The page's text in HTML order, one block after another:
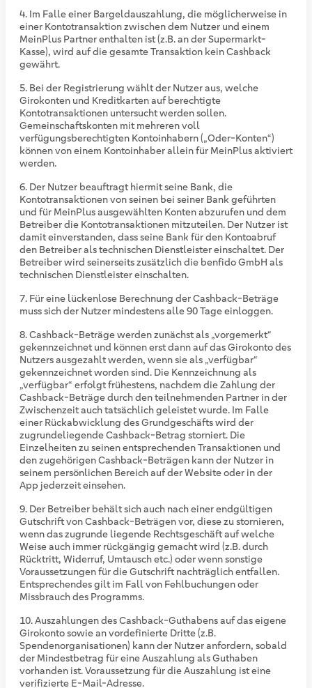
Im Falle einer Bargeldauszahlung, die möglicherweise in
einer Kontotransaktion zwischen dem Nutzer und einem
MeinPlus Partner enthalten ist (z.B. an der Supermarkt-
Kasse), wird auf die gesamte Transaktion kein Cashback
gewährt.
Bei der Registrierung wählt der Nutzer aus, welche
Girokonten und Kreditkarten auf berechtigte
Kontotransaktionen untersucht werden sollen.
Gemeinschaftskonten mit mehreren voll
verfügungsberechtigten Kontoinhabern („Oder-Konten“)
können von einem Kontoinhaber allein für MeinPlus aktiviert
werden.
Der Nutzer beauftragt hiermit seine Bank, die
Kontotransaktionen von seinen bei seiner Bank geführten
und für MeinPlus ausgewählten Konten abzurufen und dem
Betreiber die Kontotransaktionen mitzuteilen. Der Nutzer ist
damit einverstanden, dass seine Bank für den Kontoabruf
den Betreiber als technischen Dienstleister einschaltet. Der
Betreiber wird seinerseits zusätzlich die benfido GmbH als
technischen Dienstleister einschalten.
Für eine lückenlose Berechnung der Cashback-Beträge
muss sich der Nutzer mindestens alle 90 Tage einloggen.
Cashback-Beträge werden zunächst als „vorgemerkt“
gekennzeichnet und können erst dann auf das Girokonto des
Nutzers ausgezahlt werden, wenn sie als „verfügbar“
gekennzeichnet worden sind. Die Kennzeichnung als
„verfügbar“ erfolgt frühestens, nachdem die Zahlung der
Cashback-Beträge durch den teilnehmenden Partner in der
Zwischenzeit auch tatsächlich geleistet wurde. Im Falle
einer Rückabwicklung des Grundgeschäfts wird der
zugrundeliegende Cashback-Betrag storniert. Die
Einzelheiten zu seinen entsprechenden Transaktionen und
den zugehörigen Cashback-Beträgen kann der Nutzer in
seinem persönlichen Bereich auf der Website oder in der
App jederzeit einsehen.
Der Betreiber behält sich auch nach einer endgültigen
Gutschrift von Cashback-Beträgen vor, diese zu stornieren,
wenn das zugrunde liegende Rechtsgeschäft auf welche
Weise auch immer rückgängig gemacht wird (z.B. durch
Rücktritt, Widerruf, Umtausch etc.) oder wenn sonstige
Voraussetzungen für die Gutschrift nachträglich entfallen.
Entsprechendes gilt im Fall von Fehlbuchungen oder
Missbrauch des Programms.
Auszahlungen des Cashback-Guthabens auf das eigene
Girokonto sowie an vordefinierte Dritte (z.B.
Spendenorganisationen) kann der Nutzer anfordern, sobald
der Mindestbetrag für eine Auszahlung als Guthaben
vorhanden ist. Voraussetzung für die Auszahlung ist eine
verifizierte E-Mail-Adresse.